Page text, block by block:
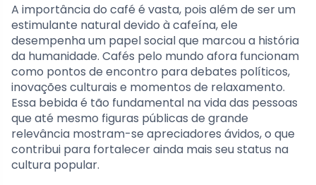
A importância do café é vasta, pois além de ser um
estimulante natural devido à cafeína, ele
desempenha um papel social que marcou a história
da humanidade. Cafés pelo mundo afora funcionam
como pontos de encontro para debates políticos,
inovações culturais e momentos de relaxamento.
Essa bebida é tão fundamental na vida das pessoas
que até mesmo figuras públicas de grande
relevância mostram-se apreciadores ávidos, o que
contribui para fortalecer ainda mais seu status na
cultura popular.